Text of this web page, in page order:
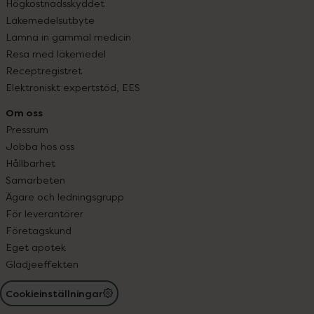
Högkostnadsskyddet
Läkemedelsutbyte
Lämna in gammal medicin
Resa med läkemedel
Receptregistret
Elektroniskt expertstöd, EES
Om oss
Pressrum
Jobba hos oss
Hållbarhet
Samarbeten
Ägare och ledningsgrupp
För leverantörer
Företagskund
Eget apotek
Glädjeeffekten
Cookieinställningar